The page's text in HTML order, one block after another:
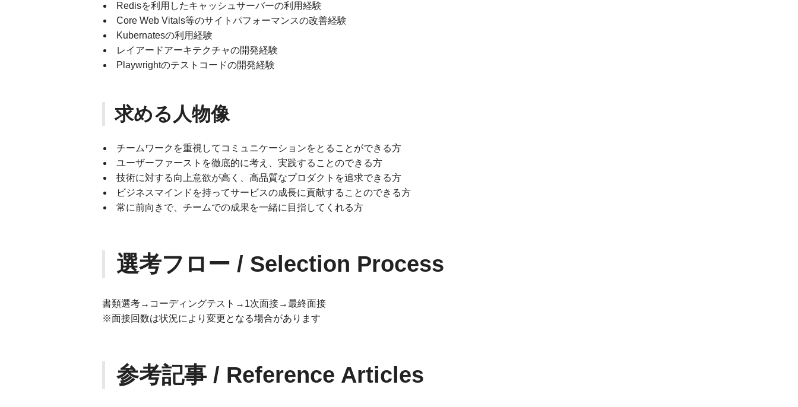
Redisを利用したキャッシュサーバーの利用経験
Core Web Vitals等のサイトパフォーマンスの改善経験
Kubernatesの利用経験
レイアードアーキテクチャの開発経験
Playwrightのテストコードの開発経験
求める人物像
チームワークを重視してコミュニケーションをとることができる方
ユーザーファーストを徹底的に考え、実践することのできる方
技術に対する向上意欲が高く、高品質なプロダクトを追求できる方
ビジネスマインドを持ってサービスの成長に貢献することのできる方
常に前向きで、チームでの成果を一緒に目指してくれる方
選考フロー / Selection Process
書類選考→コーディングテスト→1次面接→最終面接
※面接回数は状況により変更となる場合があります
参考記事 / Reference Articles